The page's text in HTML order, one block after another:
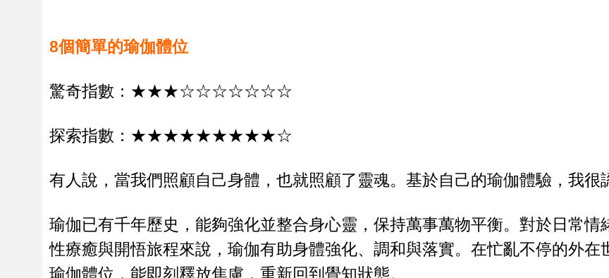
8個簡單的瑜伽體位
驚奇指數：★★★☆☆☆☆☆☆☆
探索指數：★★★★★★★★★☆
有人說，當我們照顧自己身體，也就照顧了靈魂。基於自己的瑜伽體驗，我很
瑜伽已有千年歷史，能夠強化並整合身心靈，保持萬事萬物平衡。對於日常情
性療癒與開悟旅程來說，瑜伽有助身體強化、調和與落實。在忙亂不停的外在
瑜伽體位，能即刻釋放焦慮，重新回到覺知狀態。